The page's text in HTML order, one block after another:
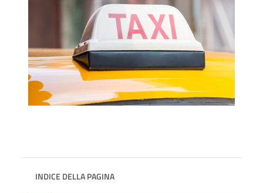
INDICE DELLA PAGINA